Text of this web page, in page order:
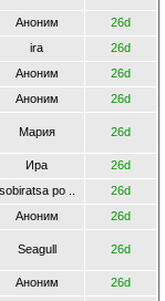
Аноним 26d
ira 26d
Аноним 26d
Аноним 26d
Мария 26d
Ира 26d
sobiratsa po .. 26d
Аноним 26d
Seagull 26d
Аноним 26d